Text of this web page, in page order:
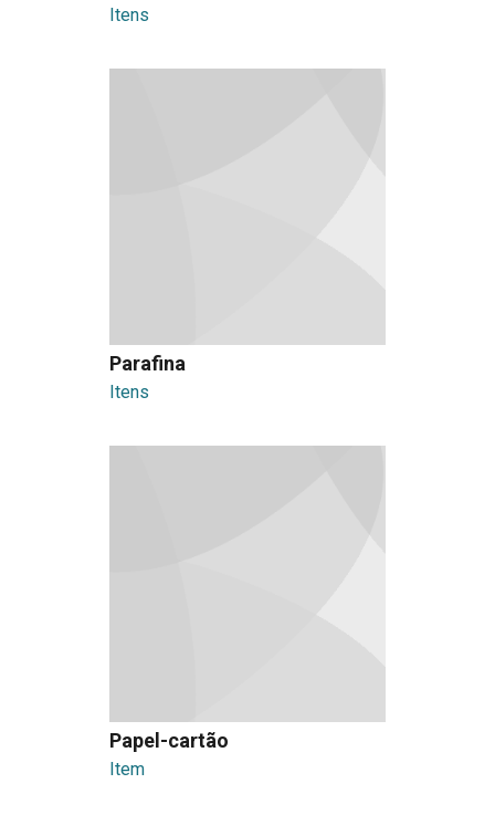
Itens
Parafina
Itens
Papel-cartão
Item